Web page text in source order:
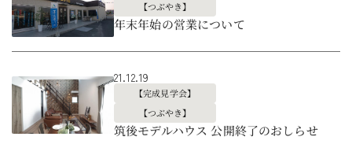
【つぶやき】
年末年始の営業について
21.12.19
【完成見学会】
【つぶやき】
筑後モデルハウス 公開終了のおしらせ